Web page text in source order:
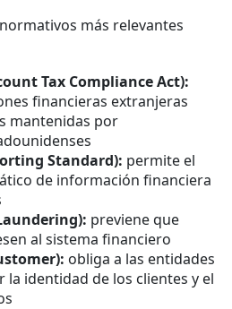
más relevantes
Tax Compliance Act):
financieras extranjeras
mantenidas por
Standard): permite el
de información financiera
previene que
al sistema financiero
obliga a las entidades
la identidad de los clientes y el